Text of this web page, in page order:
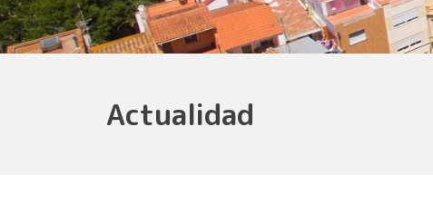
Actualidad